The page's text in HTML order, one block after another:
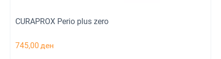
CURAPROX Perio plus zero
745,00 ден